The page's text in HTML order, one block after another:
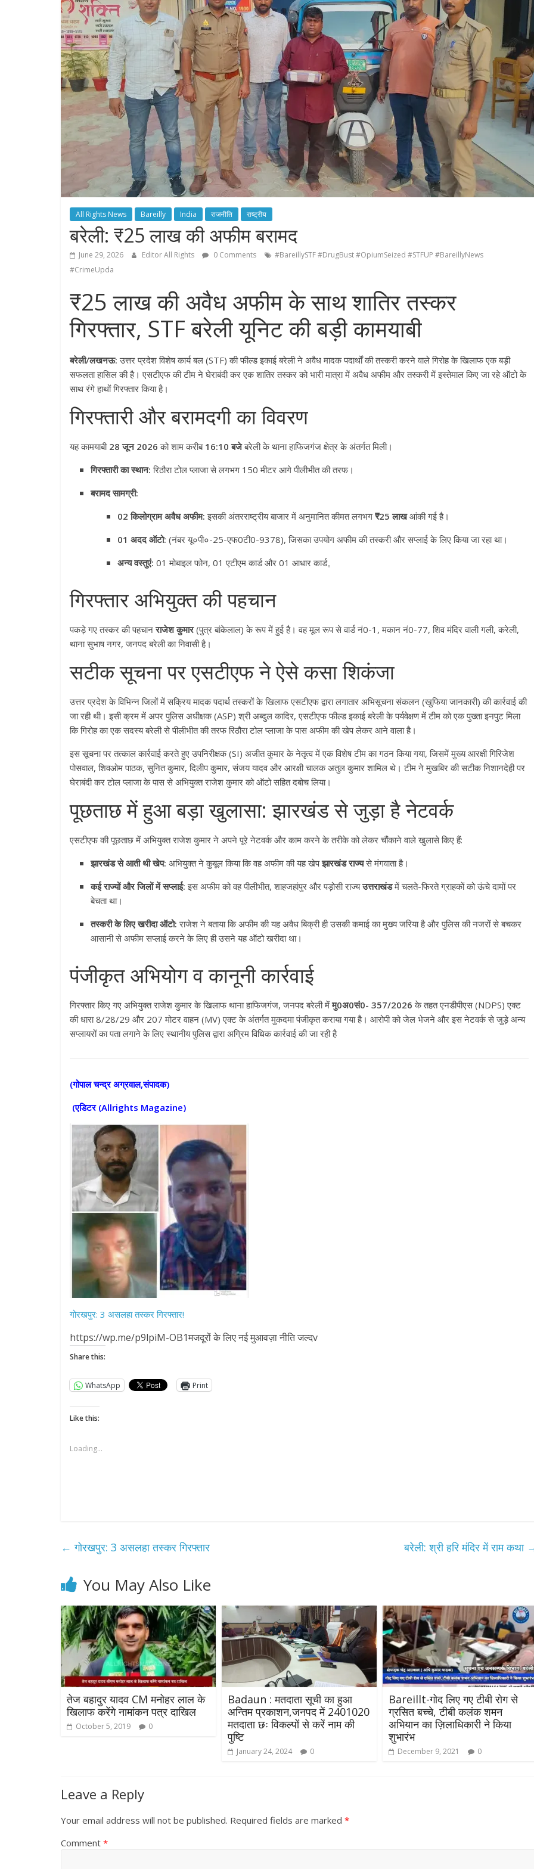
All Rights News Bareilly India राजनीति राष्ट्रीय
बरेली: ₹25 लाख की अफीम बरामद
June 29, 2026 Editor All Rights 0 Comments
#BareillySTF #DrugBust #OpiumSeized #STFUP #BareillyNews
#CrimeUpda
₹25 लाख की अवैध अफीम के साथ शातिर तस्कर
गिरफ्तार, STF बरेली यूनिट की बड़ी कामयाबी
बरेली/लखनऊ: उत्तर प्रदेश विशेष कार्य बल (STF) की फील्ड इकाई बरेली ने अवैध मादक पदार्थों की तस्करी करने वाले गिरोह के खिलाफ एक बड़ी
सफलता हासिल की है। एसटीएफ की टीम ने घेराबंदी कर एक शातिर तस्कर को भारी मात्रा में अवैध अफीम और तस्करी में इस्तेमाल किए जा रहे ऑटो के
साथ रंगे हाथों गिरफ्तार किया है।
गिरफ्तारी और बरामदगी का विवरण
यह कामयाबी 28 जून 2026 को शाम करीब 16:10 बजेबरेली के थाना हाफिजगंज क्षेत्र के अंतर्गत मिली।
गिरफ्तारी का स्थान: रिठौरा टोल प्लाजा से लगभग 150 मीटर आगे पीलीभीत की तरफ।
बरामद सामग्री:
02 किलोग्राम अवैध अफीम: इसकी अंतरराष्ट्रीय बाजार में अनुमानित कीमत लगभग ₹25 लाखआंकी गई है।
01 अदद ऑटो: (नंबर यू०पी०-25-एफ0टी0-9378), जिसका उपयोग अफीम की तस्करी और सप्लाई के लिए किया जा रहा था।
अन्य वस्तुएं: 01 मोबाइल फोन, 01 एटीएम कार्ड और 01 आधार कार्ड。
गिरफ्तार अभियुक्त की पहचान
पकड़े गए तस्कर की पहचानराजेश कुमार(पुत्र बांकेलाल) के रूप में हुई है। वह मूल रूप से वार्ड नं0-1, मकान नं0-77, शिव मंदिर वाली गली, करेली,
थाना सुभाष नगर, जनपद बरेली का निवासी है।
सटीक सूचना पर एसटीएफ ने ऐसे कसा शिकंजा
उत्तर प्रदेश के विभिन्न जिलों में सक्रिय मादक पदार्थ तस्करों के खिलाफ एसटीएफ द्वारा लगातार अभिसूचना संकलन (खुफिया जानकारी) की कार्रवाई की
जा रही थी। इसी क्रम में अपर पुलिस अधीक्षक (ASP) श्री अब्दुल कादिर, एसटीएफ फील्ड इकाई बरेली के पर्यवेक्षण में टीम को एक पुख्ता इनपुट मिला
कि गिरोह का एक सदस्य बरेली से पीलीभीत की तरफ रिठौरा टोल प्लाजा के पास अफीम की खेप लेकर आने वाला है।
इस सूचना पर तत्काल कार्रवाई करते हुए उपनिरीक्षक (SI) अजीत कुमार के नेतृत्व में एक विशेष टीम का गठन किया गया, जिसमें मुख्य आरक्षी गिरिजेश
पोसवाल, शिवओम पाठक, सुनित कुमार, दिलीप कुमार, संजय यादव और आरक्षी चालक अतुल कुमार शामिल थे । टीम ने मुखबिर की सटीक निशानदेही पर
घेराबंदी कर टोल प्लाजा के पास से अभियुक्त राजेश कुमार को ऑटो सहित दबोच लिया।
पूछताछ में हुआ बड़ा खुलासा: झारखंड से जुड़ा है नेटवर्क
एसटीएफ की पूछताछ में अभियुक्त राजेश कुमार ने अपने पूरे नेटवर्क और काम करने के तरीके को लेकर चौंकाने वाले खुलासे किए हैं:
झारखंड से आती थी खेप: अभियुक्त ने कुबूल किया कि वह अफीम की यह खेपझारखंड राज्यसे मंगवाता है।
कई राज्यों और जिलों में सप्लाई: इस अफीम को वह पीलीभीत, शाहजहांपुर और पड़ोसी राज्यउत्तराखंडमें चलते-फिरते ग्राहकों को ऊंचे दामों पर
बेचता था।
तस्करी के लिए खरीदा ऑटो: राजेश ने बताया कि अफीम की यह अवैध बिक्री ही उसकी कमाई का मुख्य जरिया है और पुलिस की नजरों से बचकर
आसानी से अफीम सप्लाई करने के लिए ही उसने यह ऑटो खरीदा था।
पंजीकृत अभियोग व कानूनी कार्रवाई
गिरफ्तार किए गए अभियुक्त राजेश कुमार के खिलाफ थाना हाफिजगंज, जनपद बरेली मेंमु0अ0सं0- 357/2026 के तहत एनडीपीएस (NDPS) एक्ट
की धारा 8/28/29 और 207 मोटर वाहन (MV) एक्ट के अंतर्गत मुकदमा पंजीकृत कराया गया है। आरोपी को जेल भेजने और इस नेटवर्क से जुड़े अन्य
सप्लायरों का पता लगाने के लिए स्थानीय पुलिस द्वारा अग्रिम विधिक कार्रवाई की जा रही है
(गोपाल चन्द्र अग्रवाल,संपादक)
(एडिटर (Allrights Magazine)
गोरखपुर: 3 असलहा तस्कर गिरफ्तार!
https://wp.me/p9lpiM-OB1मजदूरों के लिए नई मुआवज़ा नीति जल्दv
Share this:
WhatsApp Print
Like this:
Loading...
← गोरखपुर: 3 असलहा तस्कर गिरफ्तार बरेली: श्री हरि मंदिर में राम कथा
You May Also Like
तेज बहादुर यादव CM मनोहर लाल के
खिलाफ करेंगे नामांकन पत्र दाखिल
October 5, 2019 0
Badaun : मतदाता सूची का हुआ
अन्तिम प्रकाशन,जनपद में 2401020
मतदाता छः विकल्पों से करें नाम की
पुष्टि
January 24, 2024 0
Bareillt-गोद लिए गए टीबी रोग से
ग्रसित बच्चे, टीबी कलंक शमन
अभियान का ज़िलाधिकारी ने किया
शुभारंभ
December 9, 2021 0
Leave a Reply
Your email address will not be published. Required fields are marked *
Comment *
All Rights News Bareilly
Uttar
Pradesh
राजनीति हॉट राजनीतिक
समाजवादी पार्टी ने किया महंगाई के
खिलाफ प्रदर्शन
All Rights News Bareilly
Uttar
Pradesh
राजनीति हॉट राजनीतिक
उपाध्यक्ष सोनू बाल्मीकि का किया गया
स्वागत
August 6, 2021 Editor All Rights